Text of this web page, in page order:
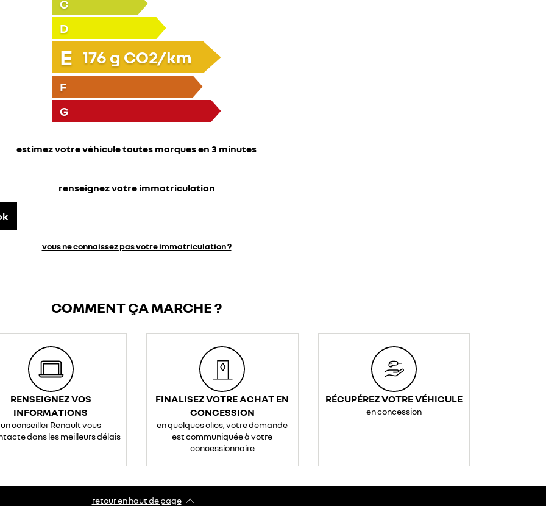
C
D
E 176 g CO2/km
F
G
estimez votre véhicule toutes marques en 3 minutes
renseignez votre immatriculation
vous ne connaissez pas votre immatriculation ?
COMMENT ÇA MARCHE ?
RENSEIGNEZ VOS
INFORMATIONS
un conseiller Renault vous
dans les meilleurs délais
FINALISEZ VOTRE ACHAT EN
CONCESSION
en quelques clics, votre demande
est communiquée à votre
concessionnaire
RÉCUPÉREZ VOTRE VÉHICULE
en concession
retour en haut de page​